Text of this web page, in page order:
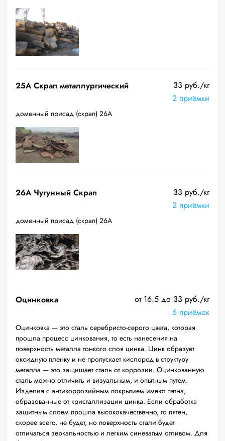
25A Скрап металлургический
33 руб./кг
2 приёмки
доменный присад (скрап) 26А
26A Чугунный Скрап
33 руб./кг
2 приёмки
доменный присад (скрап) 26А
Оцинковка
от 16.5 до 33 руб./кг
6 приёмок
Оцинковка — это сталь серебристо-серого цвета, которая
прошла процесс цинкования, то есть нанесения на
поверхность металла тонкого слоя цинка. Цинк образует
оксидную пленку и не пропускает кислород в структуру
металла — это защищает сталь от коррозии. Оцинкованную
сталь можно отличить и визуальным, и опытным путем.
Изделия с антикоррозийным покрытием имеют пятна,
образованные от кристаллизации цинка. Если обработка
защитным слоем прошла высококачественно, то пятен,
скорее всего, не будет, но поверхность стали будет
отличаться зеркальностью и легким синеватым отливом. Для